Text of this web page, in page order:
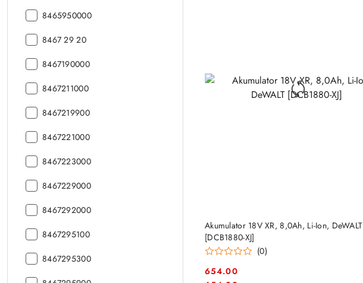
kod
8465950000
kod
8467 29 20
kod
8467190000
kod
8467211000
kod
8467219900
kod
8467221000
kod
8467223000
kod
8467229000
kod
8467292000
kod
8467295100
kod
8467295300
Akumulator 18V XR, 8,0Ah, Li-Ion, DeWALT
[DCB1880-XJ]
(0)
654.00
DO KOSZYKA